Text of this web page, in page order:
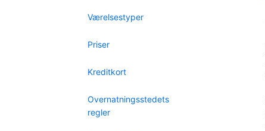
Værelsestyper
Priser
Kreditkort
Overnatningsstedets
regler